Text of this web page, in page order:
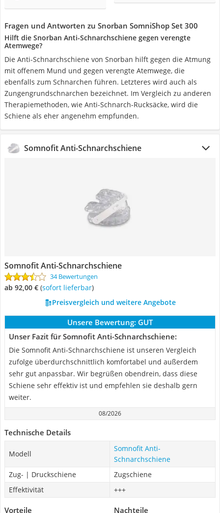
Fragen und Antworten zu Snorban SomniShop Set 300
Hilft die Snorban Anti-Schnarchschiene gegen verengte
Atemwege?
Die Anti-Schnarchschiene von Snorban hilft gegen die Atmung
mit offenem Mund und gegen verengte Atemwege, die
ebenfalls zum Schnarchen führen. Letzteres wird auch als
Zungengrundschnarchen bezeichnet. Im Vergleich zu anderen
Therapiemethoden, wie Anti-Schnarch-Rucksäcke, wird die
Schiene als eher angenehm empfunden.
Somnofit Anti-Schnarchschiene
Somnofit Anti-Schnarchschiene
34 Bewertungen
ab 92,00 € ( Sofort lieferbar)
Preisvergleich und weitere Angebote
Unsere Bewertung: GUT
Unser Fazit für Somnofit Anti-Schnarchschiene:
Die Somnofit Anti-Schnarchschiene ist unseren Vergleich
zufolge überdurchschnittlich komfortabel und außerdem
sehr gut anpassbar. Wir begrüßen obendrein, dass diese
Schiene sehr effektiv ist und empfehlen sie deshalb gern
weiter.
08/2026
Technische Details
Modell
Somnofit Anti-
Schnarchschiene
Zug- | Druckschiene
Zugschiene
Effektivität
+++
Vorteile Nachteile